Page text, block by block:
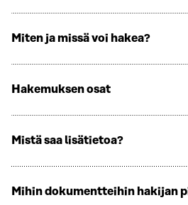
Miten ja missä voi hakea?
Hakemuksen osat
Mistä saa lisätietoa?
Mihin dokumentteihin hakijan